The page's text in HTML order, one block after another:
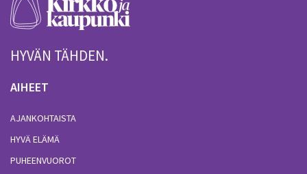
HYVÄN TÄHDEN.
AIHEET
AJANKOHTAISTA
HYVÄ ELÄMÄ
PUHEENVUOROT